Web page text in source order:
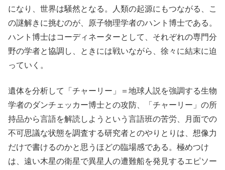
になり、世界は騒然となる。人類の起源にもつながる、こ
の謎解きに挑むのが、原子物理学者のハント博士である。
ハント博士はコーディネーターとして、それぞれの専門分
野の学者と協調し、ときには戦いながら、徐々に結末に迫
っていく。
遺体を分析して「チャーリー」＝地球人説を強調する生物
学者のダンチェッカー博士との攻防、「チャーリー」の所
持品から言語を解読しようという言語班の苦労、月面での
不可思議な状態を調査する研究者とのやりとりは、想像力
だけで書けるのかと思うほどの臨場感である。極めつけ
は、遠い木星の衛星で異星人の遭難船を発見するエピソー